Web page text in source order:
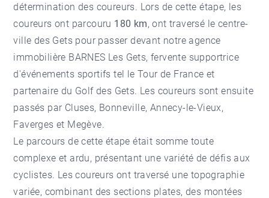
détermination des coureurs. Lors de cette étape, les
coureurs ont parcouru 180 km, ont traversé le centre-
ville des Gets pour passer devant notreagence
immobilière BARNES Les Gets, fervente supportrice
d'événements sportifs tel le Tour de France et
partenaire du Golf des Gets. Les coureurs sont ensuite
passés par Cluses, Bonneville, Annecy-le-Vieux,
Faverges et Megève.
Le parcours de cette étape était somme toute
complexe et ardu, présentant une variété de défis aux
cyclistes. Les coureurs ont traversé une topographie
variée, combinant des sections plates, des montées